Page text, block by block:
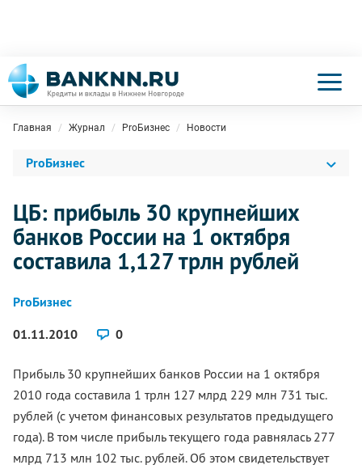
Главная Журнал ProБизнес Новости
ProБизнес
ЦБ: прибыль 30 крупнейших
банков России на 1 октября
составила 1,127 трлн рублей
ProБизнес
01.11.2010
0
Прибыль 30 крупнейших банков России на 1 октября
2010 года составила 1 трлн 127 млрд 229 млн 731 тыс.
рублей (с учетом финансовых результатов предыдущего
года). В том числе прибыль текущего года равнялась 277
млрд 713 млн 102 тыс. рублей. Об этом свидетельствует